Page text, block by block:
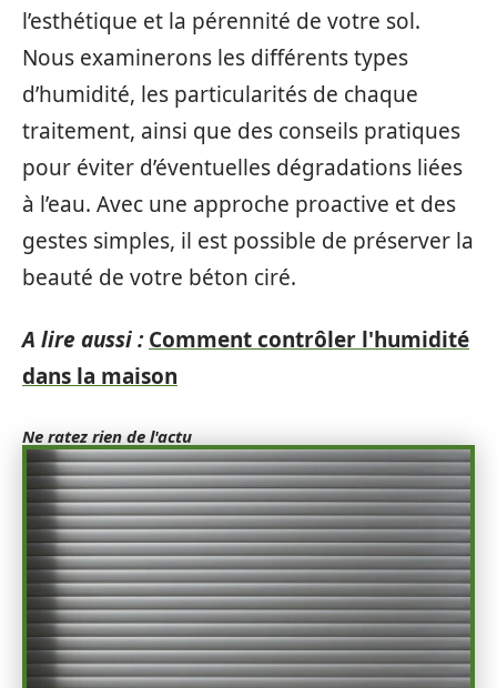
l’esthétique et la pérennité de votre sol.
Nous examinerons les différents types
d’humidité, les particularités de chaque
traitement, ainsi que des conseils pratiques
pour éviter d’éventuelles dégradations liées
à l’eau. Avec une approche proactive et des
gestes simples, il est possible de préserver la
beauté de votre béton ciré.
A lire aussi : Comment contrôler l'humidité
dans la maison
Ne ratez rien de l'actu